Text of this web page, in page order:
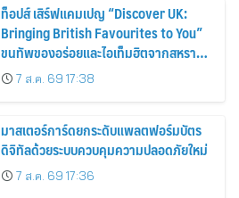
ท็อปส์ เสิร์ฟแคมเปญ “Discover UK:
Bringing British Favourites to You”
ขนทัพของอร่อยและไอเท็มฮิตจากสหราช
อาณาจักร ส่งตรงถึงมือตั้งแต่วันนี้ – 18
สิงหาคมนี้
7 ส.ค. 69 17:38
มาสเตอร์การ์ดยกระดับแพลตฟอร์มบัตร
ดิจิทัลด้วยระบบควบคุมความปลอดภัยใหม่
7 ส.ค. 69 17:36